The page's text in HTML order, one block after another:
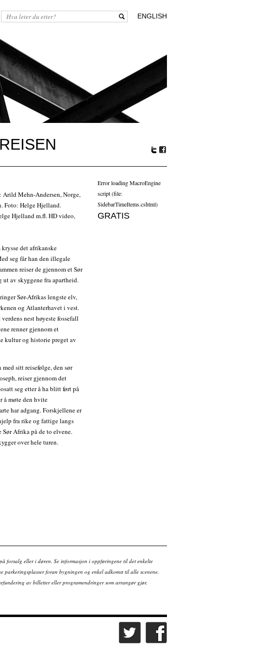
ENGLISH
r
oo
Arild Mehn-Andersen, Norge,
Foto: Helge Hjelland.
Hjelland m.fl. HD video,
det afrikanske
seg får han den illegale
reiser de gjennom et Sør
ut av skyggene fra apartheid.
Sør-Afrikas lengste elv,
og Atlanterhavet i vest.
nest høyeste fossefall
renner gjennom et
kultur og historie preget av
med sitt reisefølge, den sør
reiser gjennom det
seg etter å ha blitt ført på
å møte den hvite
har adgang. Forskjellene er
fra rike og fattige langs
Sør Afrika på de to elvene.
over hele turen.
Error loading MacroEngine
script (file:
SidebarTimeItems.cshtml)
GRATIS
forsalg eller i døren. Se informasjon i oppføringene til det enkelte
parkeringsplasser foran bygningen og enkel adkomst til alle scenene.
av billetter eller programendringer som arrangør gjør.